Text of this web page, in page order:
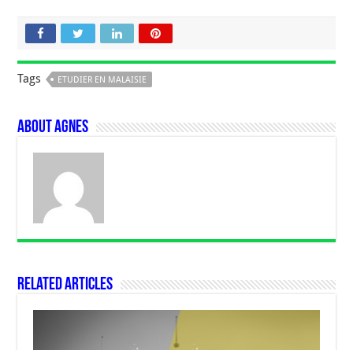
Tags ETUDIER EN MALAISIE
About Agnes
Related Articles